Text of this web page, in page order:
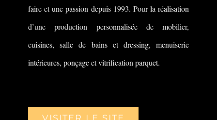
faire et une passion depuis 1993. Pour la réalisation
d’une production personnalisée de mobilier,
cuisines, salle de bains et dressing, menuiserie
intérieures, ponçage et vitrification parquet.